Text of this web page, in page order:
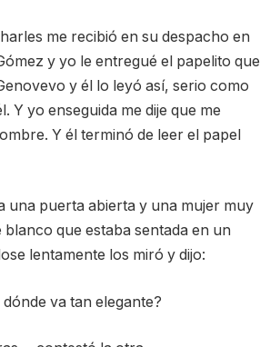
me recibió en su despacho en
y yo le entregué el papelito que
y él lo leyó así, serio como
Y yo enseguida me dije que me
Y él terminó de leer el papel
una puerta abierta y una mujer muy
blanco que estaba sentada en un
lentamente los miró y dijo:
va tan elegante?